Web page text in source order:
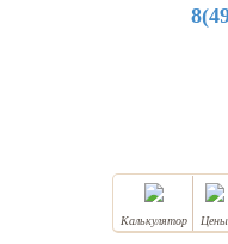
Калькулятор Цены